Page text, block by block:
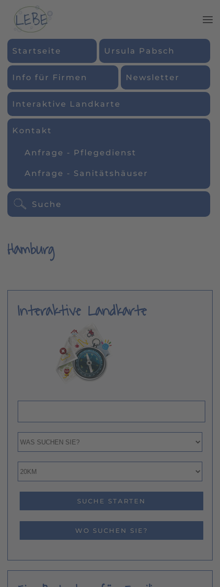
Zum Hauptinhalt springen
Startseite Ursula Pabsch
Info für Firmen Newsletter
Interaktive Landkarte
Kontakt
Anfrage - Pflegedienst
Anfrage - Sanitätshäuser
Suche
Hamburg
Interaktive Landkarte
WO SUCHEN SIE?